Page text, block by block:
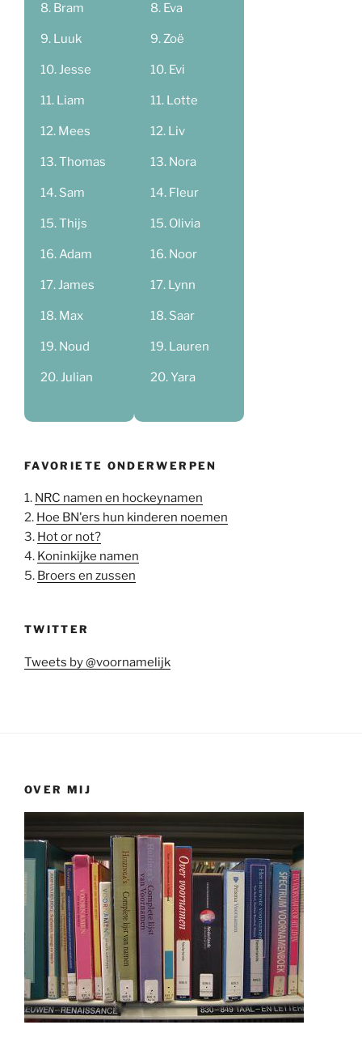
Bram
Luuk
Jesse
Liam
Mees
Thomas
Sam
Thijs
Adam
James
Max
Noud
Julian
Eva
Zoë
Evi
Lotte
Liv
Nora
Fleur
Olivia
Noor
Lynn
Saar
Lauren
Yara
FAVORIETE ONDERWERPEN
1. NRC namen en hockeynamen
2. Hoe BN'ers hun kinderen noemen
3. Hot or not?
4. Koninkijke namen
5. Broers en zussen
TWITTER
Tweets by @voornamelijk
OVER MIJ